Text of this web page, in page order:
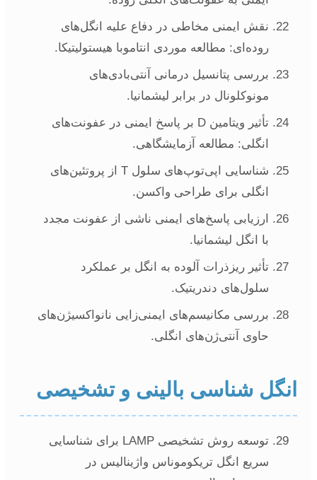
نقش ایمنی مخاطی در دفاع علیه انگل‌های
روده‌ای: مطالعه موردی انتاموبا هیستولیتیکا.
بررسی پتانسیل درمانی آنتی‌بادی‌های
مونوکلونال در برابر لیشمانیا.
تأثیر ویتامین D بر پاسخ ایمنی در عفونت‌های
انگلی: مطالعه آزمایشگاهی.
شناسایی اپی‌توپ‌های سلول T از پروتئین‌های
انگلی برای طراحی واکسن.
ارزیابی پاسخ‌های ایمنی ناشی از عفونت مجدد
با انگل لیشمانیا.
تأثیر ریزذرات آلوده به انگل بر عملکرد
سلول‌های دندریتیک.
بررسی مکانیسم‌های ایمنی‌زایی نانواکسیژن‌های
حاوی آنتی‌ژن‌های انگلی.
شناسی بالینی و تشخیصی
توسعه روش تشخیصی LAMP برای شناسایی
سریع انگل تریکوموناس واژینالیس در